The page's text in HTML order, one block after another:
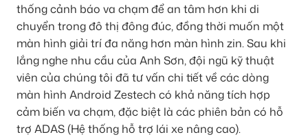
thống cảnh báo va chạm để an tâm hơn khi di
chuyển trong đô thị đông đúc, đồng thời muốn một
màn hình giải trí đa năng hơn màn hình zin. Sau khi
lắng nghe nhu cầu của Anh Sơn, đội ngũ kỹ thuật
viên của chúng tôi đã tư vấn chi tiết về các dòng
màn hình Android Zestech có khả năng tích hợp
cảm biến va chạm, đặc biệt là các phiên bản có hỗ
trợ ADAS (Hệ thống hỗ trợ lái xe nâng cao).